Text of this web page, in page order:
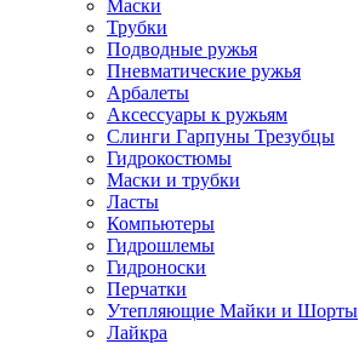
Маски
Трубки
Подводные ружья
Пневматические ружья
Арбалеты
Аксессуары к ружьям
Слинги Гарпуны Трезубцы
Гидрокостюмы
Маски и трубки
Ласты
Компьютеры
Гидрошлемы
Гидроноски
Перчатки
Утепляющие Майки и Шорты
Лайкра